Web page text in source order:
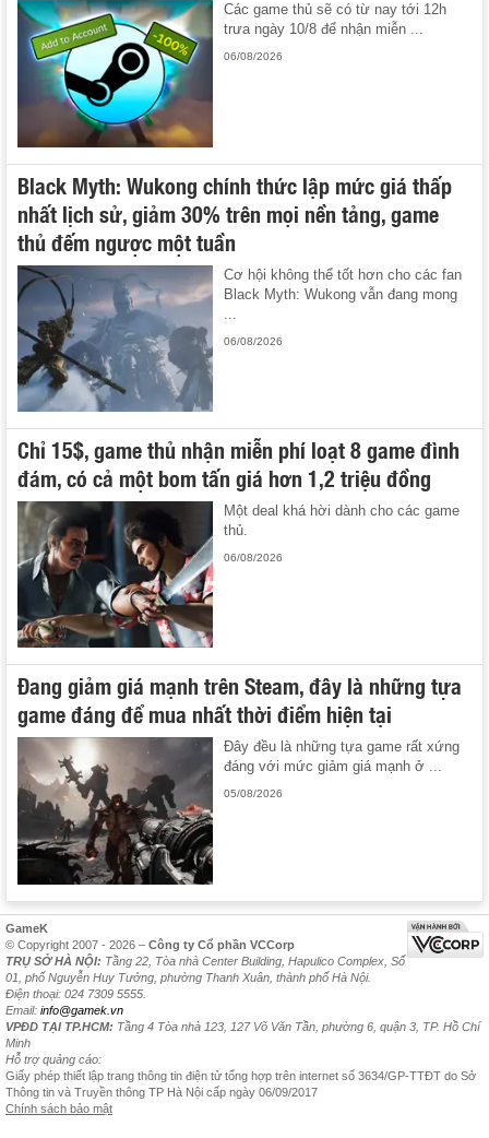
Các game thủ sẽ có từ nay tới 12h
trưa ngày 10/8 để nhận miễn ...
06/08/2026
Black Myth: Wukong chính thức lập mức giá thấp
nhất lịch sử, giảm 30% trên mọi nền tảng, game
thủ đếm ngược một tuần
Cơ hội không thể tốt hơn cho các fan
Black Myth: Wukong vẫn đang mong
06/08/2026
Chỉ 15$, game thủ nhận miễn phí loạt 8 game đình
đám, có cả một bom tấn giá hơn 1,2 triệu đồng
Một deal khá hời dành cho các game
thủ.
06/08/2026
Đang giảm giá mạnh trên Steam, đây là những tựa
game đáng để mua nhất thời điểm hiện tại
Đây đều là những tựa game rất xứng
đáng với mức giảm giá mạnh ở ...
05/08/2026
GameK
© Copyright 2007 - 2026 – Công ty Cổ phần VCCorp
TRỤ SỞ HÀ NỘI: Tầng 22, Tòa nhà Center Building, Hapulico Complex, Số
01, phố Nguyễn Huy Tưởng, phường Thanh Xuân, thành phố Hà Nội.
Điện thoại: 024 7309 5555.
Email: info@gamek.vn
VPĐD TẠI TP.HCM: Tầng 4 Tòa nhà 123, 127 Võ Văn Tần, phường 6, quận 3, TP. Hồ Chí
Minh
Hỗ trợ quảng cáo:
Giấy phép thiết lập trang thông tin điện tử tổng hợp trên internet số 3634/GP-TTĐT do Sở
Thông tin và Truyền thông TP Hà Nội cấp ngày 06/09/2017
Chính sách bảo mật